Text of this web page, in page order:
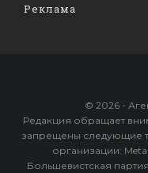
Реклама
© 2026 -
Редакция обращает
запрещены следующие
организации:
Большевистская